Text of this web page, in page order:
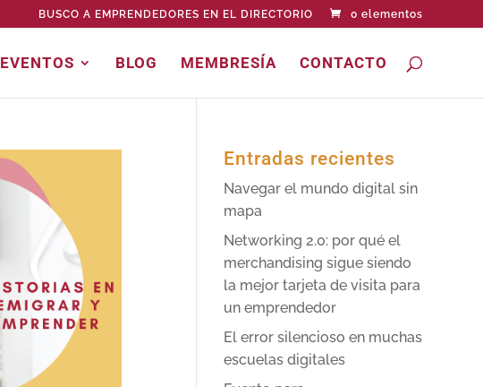
BUSCO A EMPRENDEDORES EN EL DIRECTORIO 0 elementos
EVENTOS BLOG MEMBRESÍA CONTACTO
Entradas recientes
Navegar el mundo digital sin
mapa
Networking 2.0: por qué el
merchandising sigue siendo
la mejor tarjeta de visita para
un emprendedor
El error silencioso en muchas
escuelas digitales